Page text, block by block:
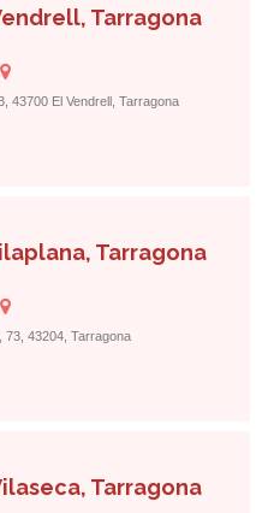
Tarragona
43700 El Vendrell, Tarragona
Tarragona
73, 43204, Tarragona
Tarragona